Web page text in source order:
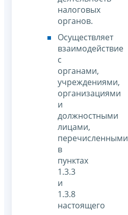
налоговых
органов.
Осуществляет
взаимодействие
с
органами,
учреждениями,
организациями
и
должностными
лицами,
перечисленными
в
пунктах
1.3.3
и
1.3.8
настоящего